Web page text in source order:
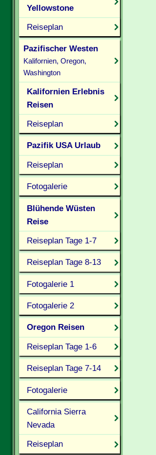
Yellowstone
Reiseplan
Pazifischer Westen
Kalifornien, Oregon,
Washington
Kalifornien Erlebnis
Reisen
Reiseplan
Pazifik USA Urlaub
Reiseplan
Fotogalerie
Blühende Wüsten
Reise
Reiseplan Tage 1-7
Reiseplan Tage 8-13
Fotogalerie 1
Fotogalerie 2
Oregon Reisen
Reiseplan Tage 1-6
Reiseplan Tage 7-14
Fotogalerie
California Sierra
Nevada
Reiseplan